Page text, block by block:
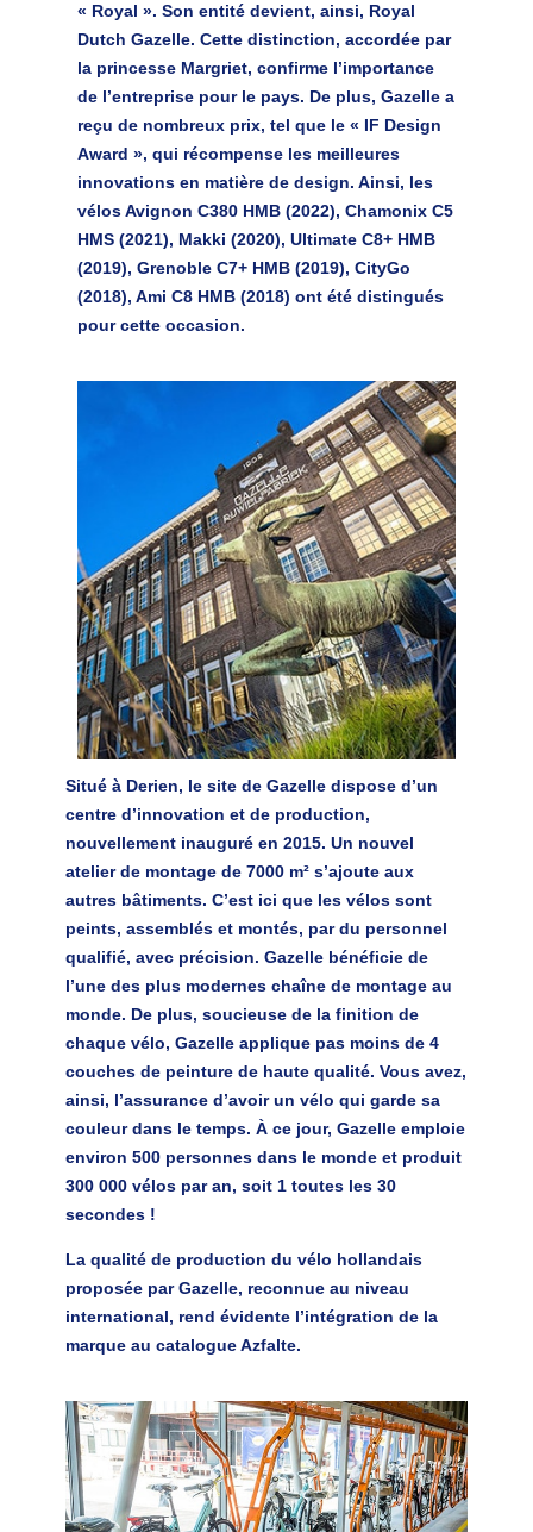
« Royal ». Son entité devient, ainsi, Royal
Dutch Gazelle. Cette distinction, accordée par
la princesse Margriet, confirme l’importance
de l’entreprise pour le pays. De plus, Gazelle a
reçu de nombreux prix, tel que le « IF Design
Award », qui récompense les meilleures
innovations en matière de design. Ainsi, les
vélos Avignon C380 HMB (2022), Chamonix C5
HMS (2021), Makki (2020), Ultimate C8+ HMB
(2019), Grenoble C7+ HMB (2019), CityGo
(2018), Ami C8 HMB (2018) ont été distingués
pour cette occasion.
Situé à Derien, le site de Gazelle dispose d’un
centre d’innovation et de production,
nouvellement inauguré en 2015. Un nouvel
atelier de montage de 7000 m² s’ajoute aux
autres bâtiments. C’est ici que les vélos sont
peints, assemblés et montés, par du personnel
qualifié, avec précision. Gazelle bénéficie de
l’une des plus modernes chaîne de montage au
monde. De plus, soucieuse de la finition de
chaque vélo, Gazelle applique pas moins de 4
couches de peinture de haute qualité. Vous avez,
ainsi, l’assurance d’avoir un vélo qui garde sa
couleur dans le temps. À ce jour, Gazelle emploie
environ 500 personnes dans le monde et produit
300 000 vélos par an, soit 1 toutes les 30
secondes !
La qualité de production du vélo hollandais
proposée par Gazelle, reconnue au niveau
international, rend évidente l’intégration de la
marque au catalogue Azfalte.